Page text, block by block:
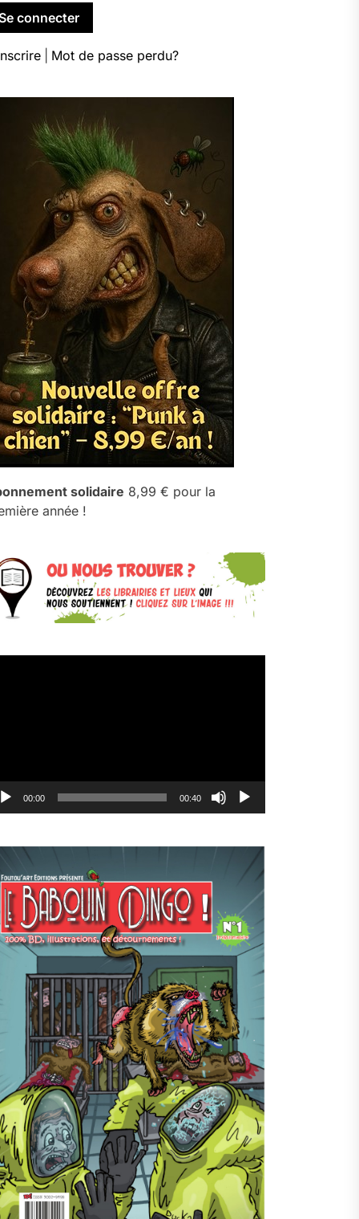
Mot de passe perdu?
solidaire 8,99 € pour la
année !
00:00 00:40